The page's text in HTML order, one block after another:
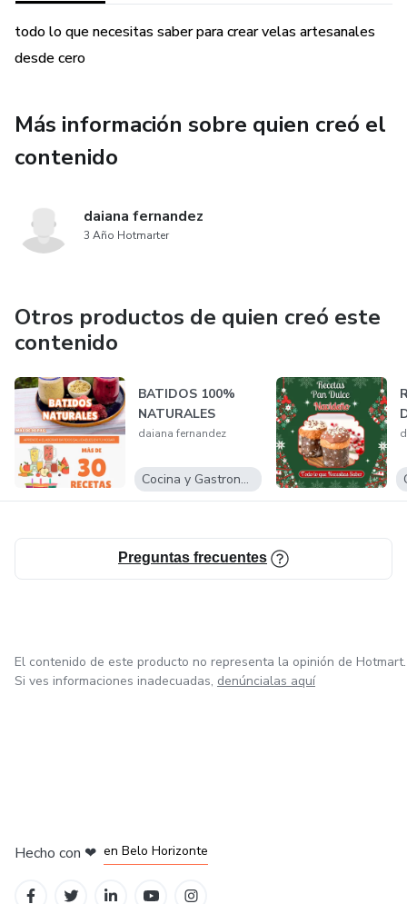
la presentación de tus productos y en la construcción de un
negocio exitoso, con estrategias de marketing y ventas
diseño de empaques atractivos, este recurso te ayudará a
convertir tu pasión por las velas en un emprendimiento
exitoso.
su propio negocio de velas, este ebook es una invitación a
explorar el arte de iluminar, decorar y crear con propósito.
todo lo que necesitas saber para crear velas artesanales
desde cero
Más información sobre quien creó el
contenido
daiana fernandez
3 Año Hotmarter
Otros productos de quien creó este
contenido
BATIDOS 100%
NATURALES
daiana fernandez
Cocina y Gastronomía
Preguntas frecuentes
El contenido de este producto no representa la opinión de Hotmart.
Si ves informaciones inadecuadas, denúncialas aquí
Hecho con ❤ en Belo Horizonte